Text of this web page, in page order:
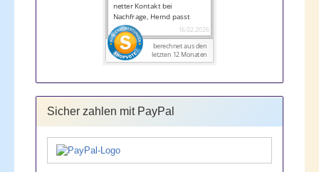
Sicher zahlen mit PayPal